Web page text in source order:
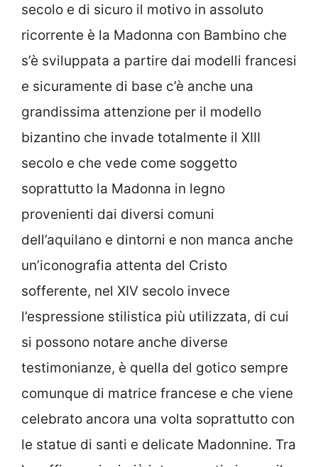
secolo e di sicuro il motivo in assoluto
ricorrente è la Madonna con Bambino che
s’è sviluppata a partire dai modelli francesi
e sicuramente di base c’è anche una
grandissima attenzione per il modello
bizantino che invade totalmente il XIII
secolo e che vede come soggetto
soprattutto la Madonna in legno
provenienti dai diversi comuni
dell’aquilano e dintorni e non manca anche
un’iconografia attenta del Cristo
sofferente, nel XIV secolo invece
l’espressione stilistica più utilizzata, di cui
si possono notare anche diverse
testimonianze, è quella del gotico sempre
comunque di matrice francese e che viene
celebrato ancora una volta soprattutto con
le statue di santi e delicate Madonnine. Tra